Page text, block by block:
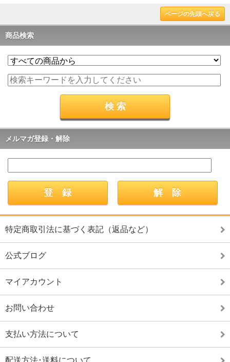
ページの先頭へ戻る
商品検索
メルマガ登録・解除
特定商取引法に基づく表記（返品など）
公式ブログ
マイアカウント
お問い合わせ
支払い方法について
配送方法･送料について